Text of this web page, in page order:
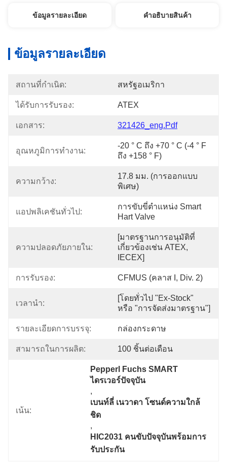
ข้อมูลรายละเอียด คําอธิบายสินค้า
ข้อมูลรายละเอียด
สถานที่กำเนิด: สหรัฐอเมริกา
ได้รับการรับรอง: ATEX
เอกสาร: 321426_eng.pdf
อุณหภูมิการทำงาน:
-20 ° C ถึง +70 ° C (-4 ° F
ถึง +158 ° F)
ความกว้าง:
17.8 มม. (การออกแบบ
พิเศษ)
แอปพลิเคชันทั่วไป:
การขับขี่ตำแหน่ง Smart
Hart Valve
ความปลอดภัยภายใน:
[มาตรฐานการอนุมัติที่
เกี่ยวข้องเช่น ATEX,
IECEX]
การรับรอง: CFMUS (คลาส I, Div. 2)
เวลานำ:
[โดยทั่วไป "Ex-Stock"
หรือ "การจัดส่งมาตรฐาน"]
รายละเอียดการบรรจุ: กล่องกระดาษ
สามารถในการผลิต: 100 ชิ้นต่อเดือน
เน้น:
Pepperl Fuchs SMART
ไดรเวอร์ปัจจุบัน
,
เบนท์ลี่ เนวาดา โซนด์ความใกล้
ชิด
,
HIC2031 คนขับปัจจุบันพร้อมการ
รับประกัน